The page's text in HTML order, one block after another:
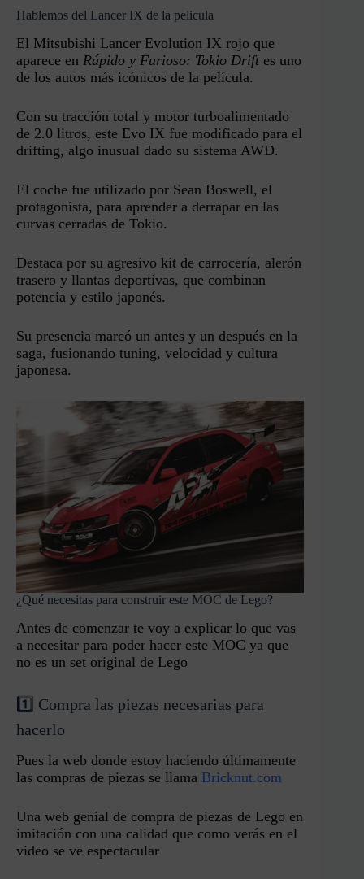
Hablemos del Lancer IX de la pelicula
El Mitsubishi Lancer Evolution IX rojo que
aparece en Rápido y Furioso: Tokio Drift es uno
de los autos más icónicos de la película.
Con su tracción total y motor turboalimentado
de 2.0 litros, este Evo IX fue modificado para el
drifting, algo inusual dado su sistema AWD.
El coche fue utilizado por Sean Boswell, el
protagonista, para aprender a derrapar en las
curvas cerradas de Tokio.
Destaca por su agresivo kit de carrocería, alerón
trasero y llantas deportivas, que combinan
potencia y estilo japonés.
Su presencia marcó un antes y un después en la
saga, fusionando tuning, velocidad y cultura
japonesa.
¿Qué necesitas para construir este MOC de Lego?
Antes de comenzar te voy a explicar lo que vas
a necesitar para poder hacer este MOC ya que
no es un set original de Lego
1️⃣ Compra las piezas necesarias para
hacerlo
Pues la web donde estoy haciendo últimamente
las compras de piezas se llama Bricknut.com
Una web genial de compra de piezas de Lego en
imitación con una calidad que como verás en el
video se ve espectacular